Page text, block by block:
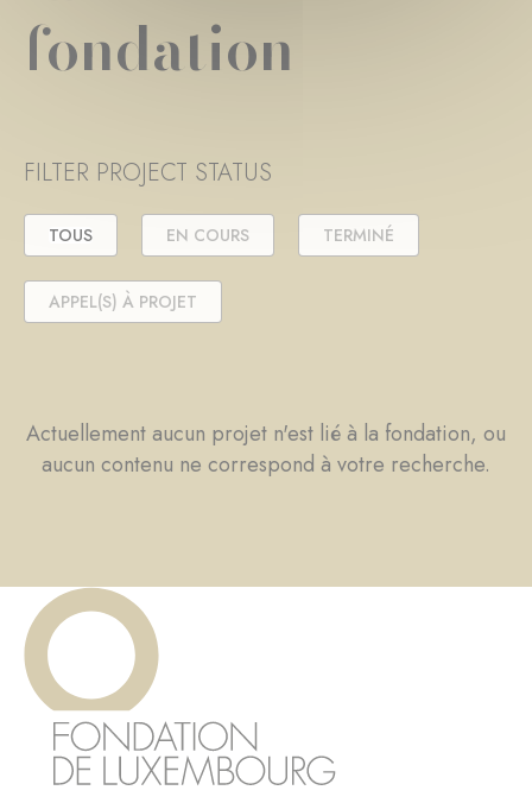
fondation
FILTER PROJECT STATUS
TOUS EN COURS TERMINÉ
APPEL(S) À PROJET
Actuellement aucun projet n'est lié à la fondation, ou
aucun contenu ne correspond à votre recherche.